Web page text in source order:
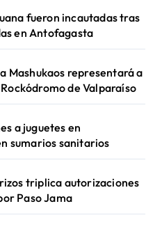
fueron incautadas tras
en Antofagasta
Mashukaos representará a
de Valparaíso
a juguetes en
sumarios sanitarios
triplica autorizaciones
Paso Jama